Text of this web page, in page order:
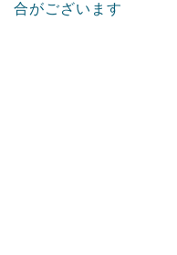
合がございます